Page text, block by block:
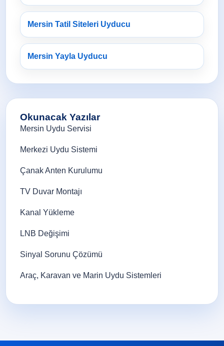
Mersin Tatil Siteleri Uyducu
Mersin Yayla Uyducu
Okunacak Yazılar
Mersin Uydu Servisi
Merkezi Uydu Sistemi
Çanak Anten Kurulumu
TV Duvar Montajı
Kanal Yükleme
LNB Değişimi
Sinyal Sorunu Çözümü
Araç, Karavan ve Marin Uydu Sistemleri